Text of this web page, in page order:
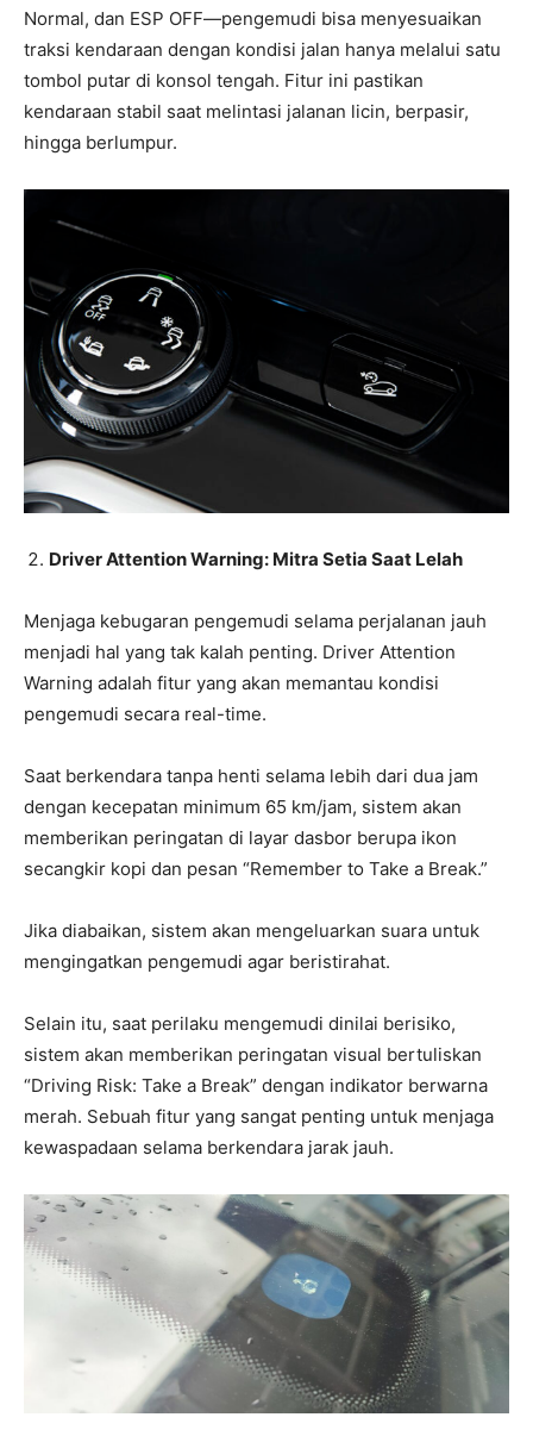
Normal, dan ESP OFF—pengemudi bisa menyesuaikan
traksi kendaraan dengan kondisi jalan hanya melalui satu
tombol putar di konsol tengah. Fitur ini pastikan
kendaraan stabil saat melintasi jalanan licin, berpasir,
hingga berlumpur.
Driver Attention Warning: Mitra Setia Saat Lelah
Menjaga kebugaran pengemudi selama perjalanan jauh
menjadi hal yang tak kalah penting. Driver Attention
Warning adalah fitur yang akan memantau kondisi
pengemudi secara real-time.
Saat berkendara tanpa henti selama lebih dari dua jam
dengan kecepatan minimum 65 km/jam, sistem akan
memberikan peringatan di layar dasbor berupa ikon
secangkir kopi dan pesan “Remember to Take a Break.”
Jika diabaikan, sistem akan mengeluarkan suara untuk
mengingatkan pengemudi agar beristirahat.
Selain itu, saat perilaku mengemudi dinilai berisiko,
sistem akan memberikan peringatan visual bertuliskan
“Driving Risk: Take a Break” dengan indikator berwarna
merah. Sebuah fitur yang sangat penting untuk menjaga
kewaspadaan selama berkendara jarak jauh.